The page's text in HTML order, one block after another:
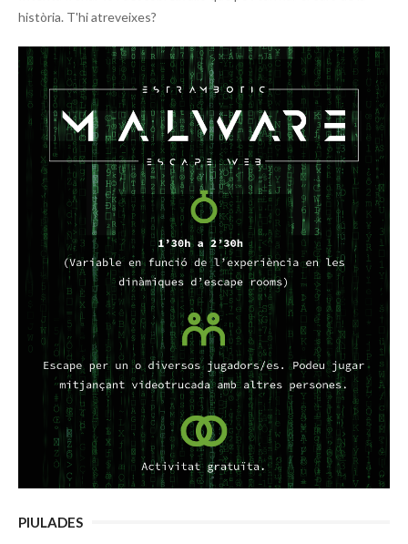
història. T'hi atreveixes?
PIULADES